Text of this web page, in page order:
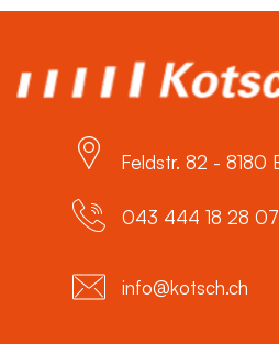
Feldstr. 82 - 8180
043 444 18 28
info@kotsch.ch